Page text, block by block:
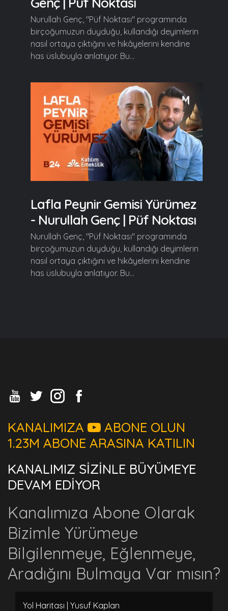
Nurullah Genç, "Püf Noktası" programında
birçoğumuzun duyduğu, kullandığı deyimlerin
nasıl ortaya çıktığını ve hikâyelerini kendine
has üslubuyla anlatıyor. Bu...
Lafla Peynir Gemisi Yürümez
- Nurullah Genç | Püf Noktası
Nurullah Genç, "Püf Noktası" programında
birçoğumuzun duyduğu, kullandığı deyimlerin
nasıl ortaya çıktığını ve hikâyelerini kendine
has üslubuyla anlatıyor. Bu...
KANALIMIZA
ABONE OLUN
1.23M ABONE ARASINA KATILIN
KANALIMIZ SİZİNLE BÜYÜMEYE
DEVAM EDİYOR
Kanalımıza Abone Olarak
Bizimle Yürümeye
Bilgilenmeye, Eğlenmeye,
Aradığını Bulmaya Var mısın?
Yol Haritası | Yusuf Kaplan